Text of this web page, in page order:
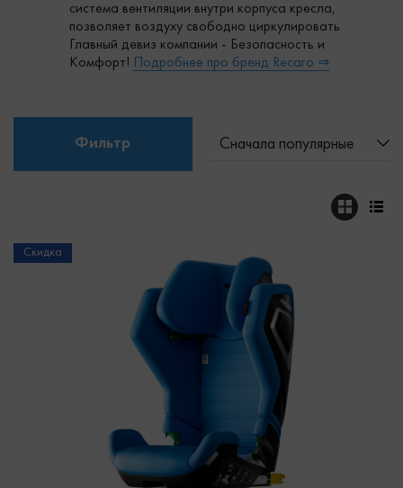
система вентиляции внутри корпуса кресла,
позволяет воздуху свободно циркулировать.
Главный девиз компании - Безопасность и
Комфорт! Подробнее про бренд Recaro ⇒
Фильтр Сначала популярные
Скидка